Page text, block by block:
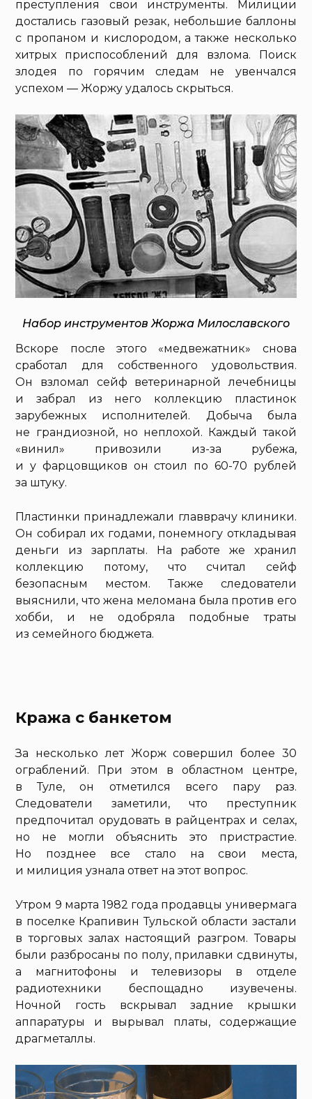
преступления свои инструменты. Милиции
достались газовый резак, небольшие баллоны
с пропаном и кислородом, а также несколько
хитрых приспособлений для взлома. Поиск
злодея по горячим следам не увенчался
успехом — Жоржу удалось скрыться.
Набор инструментов Жоржа Милославского
Вскоре после этого «медвежатник» снова
сработал для собственного удовольствия.
Он взломал сейф ветеринарной лечебницы
и забрал из него коллекцию пластинок
зарубежных исполнителей. Добыча была
не грандиозной, но неплохой. Каждый такой
«винил» привозили из-за рубежа,
и у фарцовщиков он стоил по 60-70 рублей
за штуку.
Пластинки принадлежали главврачу клиники.
Он собирал их годами, понемногу откладывая
деньги из зарплаты. На работе же хранил
коллекцию потому, что считал сейф
безопасным местом. Также следователи
выяснили, что жена меломана была против его
хобби, и не одобряла подобные траты
из семейного бюджета.
Кража с банкетом
За несколько лет Жорж совершил более 30
ограблений. При этом в областном центре,
в Туле, он отметился всего пару раз.
Следователи заметили, что преступник
предпочитал орудовать в райцентрах и селах,
но не могли объяснить это пристрастие.
Но позднее все стало на свои места,
и милиция узнала ответ на этот вопрос.
Утром 9 марта 1982 года продавцы универмага
в поселке Крапивин Тульской области застали
в торговых залах настоящий разгром. Товары
были разбросаны по полу, прилавки сдвинуты,
а магнитофоны и телевизоры в отделе
радиотехники беспощадно изувечены.
Ночной гость вскрывал задние крышки
аппаратуры и вырывал платы, содержащие
драгметаллы.